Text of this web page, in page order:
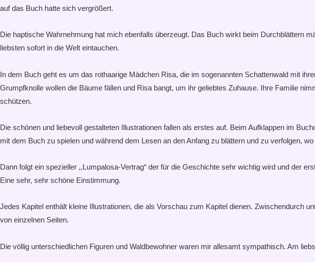
auf das Buch hatte sich vergrößert.
Die haptische Wahrnehmung hat mich ebenfalls überzeugt. Das Buch wirkt beim Durchblättern
liebsten sofort in die Welt eintauchen.
In dem Buch geht es um das rothaarige Mädchen Risa, die im sogenannten Schattenwald mit
Grumpfknolle wollen die Bäume fällen und Risa bangt, um ihr geliebtes Zuhause. Ihre Familie
schützen.
Die schönen und liebevoll gestalteten Illustrationen fallen als erstes auf. Beim Aufklappen im
mit dem Buch zu spielen und während dem Lesen an den Anfang zu blättern und zu verfolgen,
Dann folgt ein spezieller ,,Lumpalosa-Vertrag“ der für die Geschichte sehr wichtig wird und der
Eine sehr, sehr schöne Einstimmung.
Jedes Kapitel enthält kleine Illustrationen, die als Vorschau zum Kapitel dienen. Zwischendurch
von einzelnen Seiten.
Die völlig unterschiedlichen Figuren und Waldbewohner waren mir allesamt sympathisch. Am